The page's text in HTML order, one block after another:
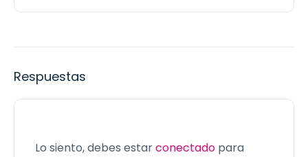
Respuestas
Lo siento, debes estarconectado para